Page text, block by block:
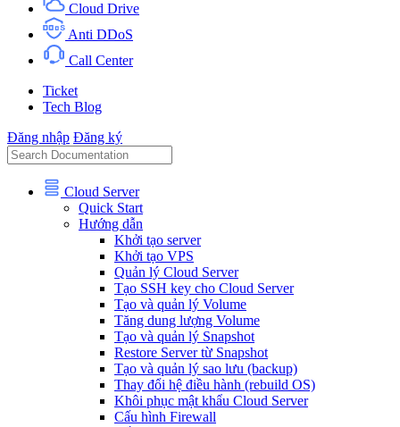
Cloud Drive
Anti DDoS
Call Center
Ticket
Tech Blog
Đăng nhập Đăng ký
Cloud Server
Quick Start
Hướng dẫn
Khởi tạo server
Khởi tạo VPS
Quản lý Cloud Server
Tạo SSH key cho Cloud Server
Tạo và quản lý Volume
Tăng dung lượng Volume
Tạo và quản lý Snapshot
Restore Server từ Snapshot
Tạo và quản lý sao lưu (backup)
Thay đổi hệ điều hành (rebuild OS)
Khôi phục mật khẩu Cloud Server
Cấu hình Firewall